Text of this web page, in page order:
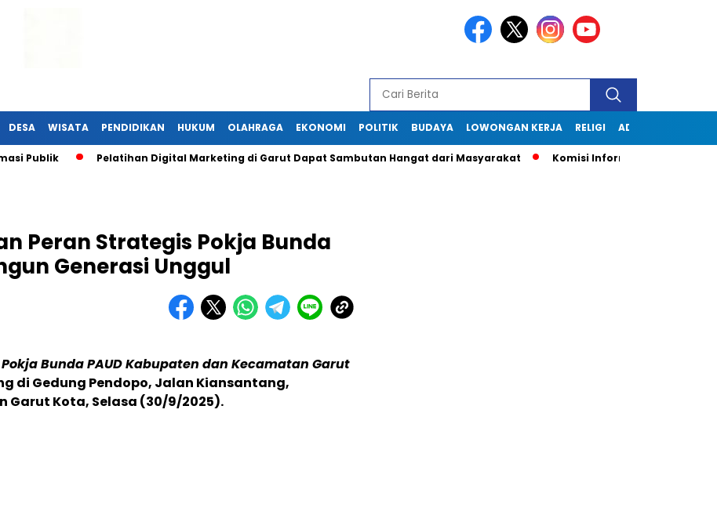
DESA WISATA PENDIDIKAN HUKUM OLAHRAGA EKONOMI POLITIK BUDAYA LOWONGAN KERJA RELIGI ADVERTORIAL
Pelatihan Digital Marketing di Garut Dapat Sambutan Hangat dari Masyarakat Komisi Informasi Jabar Kunjungi
Peran Strategis Pokja Bunda
Generasi Unggul
Bunda PAUD Kabupaten dan Kecamatan Garut
di Gedung Pendopo, Jalan Kiansantang,
Garut Kota, Selasa (30/9/2025).